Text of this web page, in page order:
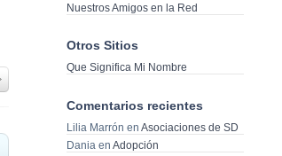
Nuestros Amigos en la Red
Otros Sitios
Que Significa Mi Nombre
Comentarios recientes
Lilia Marrón en Asociaciones de SD
Dania en Adopción